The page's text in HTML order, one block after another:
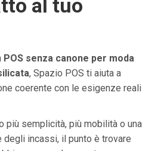
al tuo
POS senza canone per moda
, Spazio POS ti aiuta a
coerente con le esigenze reali
più semplicità, più mobilità o una
degli incassi, il punto è trovare